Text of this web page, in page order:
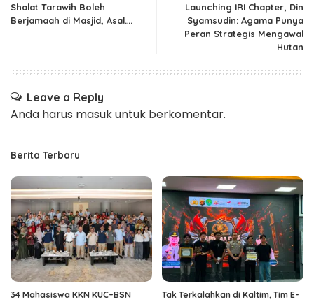
Shalat Tarawih Boleh
Berjamaah di Masjid, Asal….
Launching IRI Chapter, Din
Syamsudin: Agama Punya
Peran Strategis Mengawal
Hutan
Leave a Reply
Anda harus masukuntuk berkomentar.
Berita Terbaru
34 Mahasiswa KKN KUC–BSN
Tak Terkalahkan di Kaltim, Tim E-